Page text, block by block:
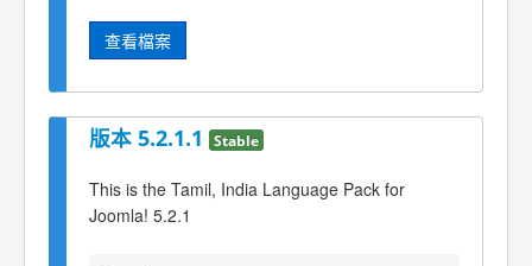
查看檔案
版本 5.2.1.1 Stable
This is the Tamil, India Language Pack for
Joomla! 5.2.1